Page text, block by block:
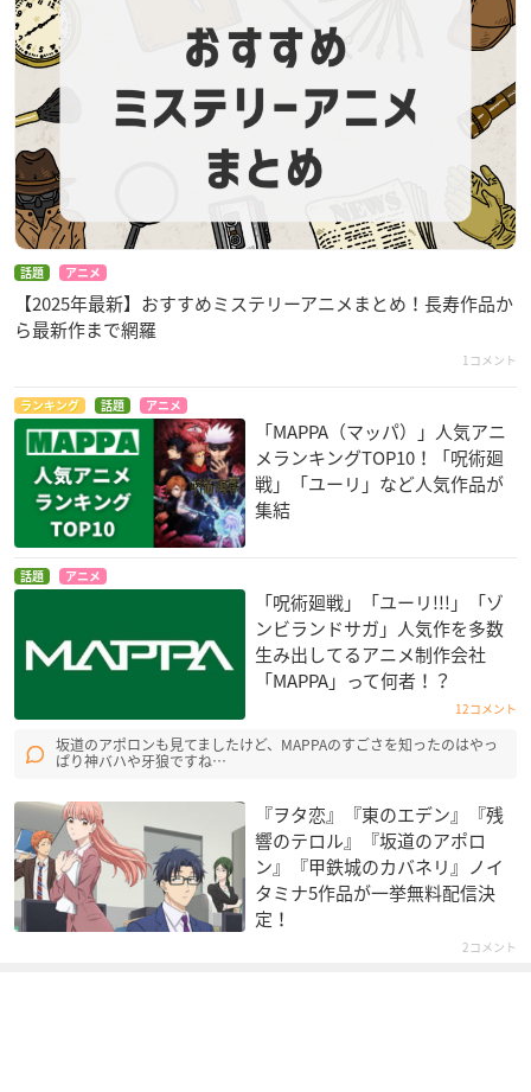
話題 アニメ
【2025年最新】おすすめミステリーアニメまとめ！長寿作品か
ら最新作まで網羅
1コメント
ランキング 話題 アニメ
「MAPPA（マッパ）」人気アニ
メランキングTOP10！「呪術廻
戦」「ユーリ」など人気作品が
集結
話題 アニメ
「呪術廻戦」「ユーリ!!!」「ゾ
ンビランドサガ」人気作を多数
生み出してるアニメ制作会社
「MAPPA」って何者！？
12コメント
坂道のアポロンも見てましたけど、MAPPAのすごさを知ったのはやっ
ぱり神バハや牙狼ですね…
『ヲタ恋』『東のエデン』『残
響のテロル』『坂道のアポロ
ン』『甲鉄城のカバネリ』ノイ
タミナ5作品が一挙無料配信決
定！
2コメント